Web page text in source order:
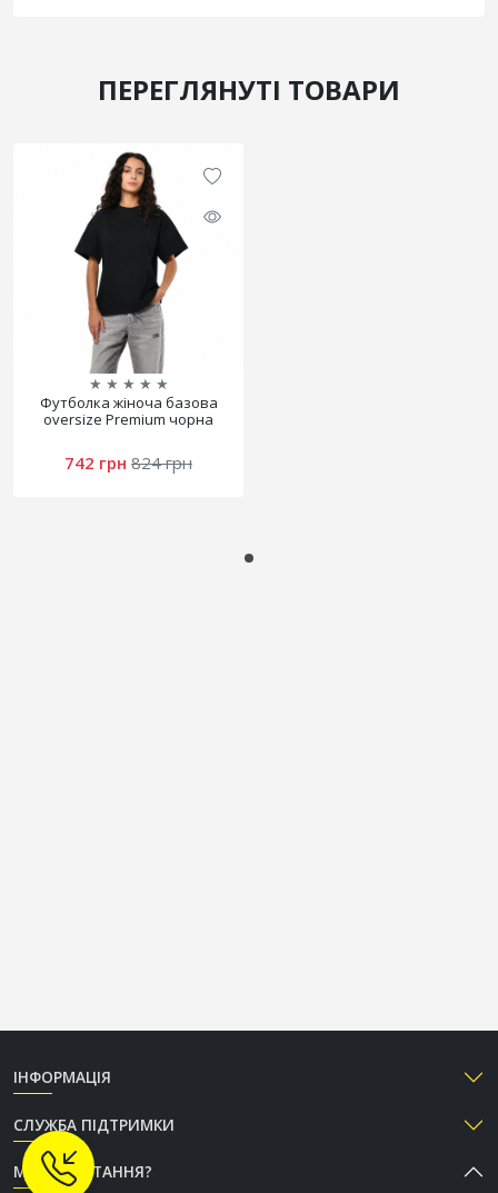
ПЕРЕГЛЯНУТІ ТОВАРИ
★ ★ ★ ★ ★
Футболка жіноча базова
oversize Premium чорна
742 грн 824 грн
ІНФОРМАЦІЯ
СЛУЖБА ПІДТРИМКИ
МАЄТЕ ПИТАННЯ?